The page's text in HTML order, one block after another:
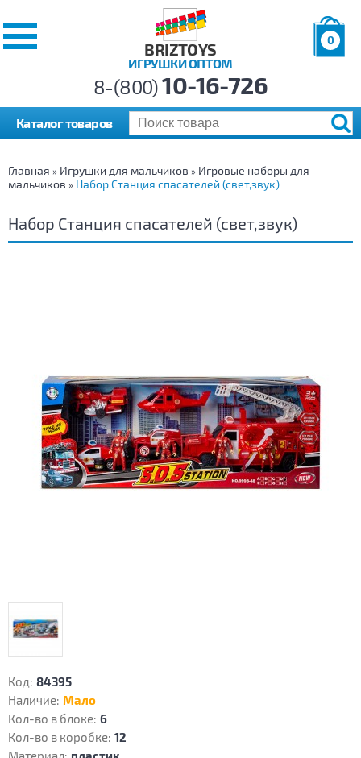
BRIZTOYS
ИГРУШКИ ОПТОМ
0
р.
8-(800)10-16-726
Каталог товаров
Главная » Игрушки для мальчиков » Игровые наборы для
мальчиков » Набор Станция спасателей (свет,звук)
Набор Станция спасателей (свет,звук)
Код: 84395
Наличие: Мало
Кол-во в блоке: 6
Кол-во в коробке: 12